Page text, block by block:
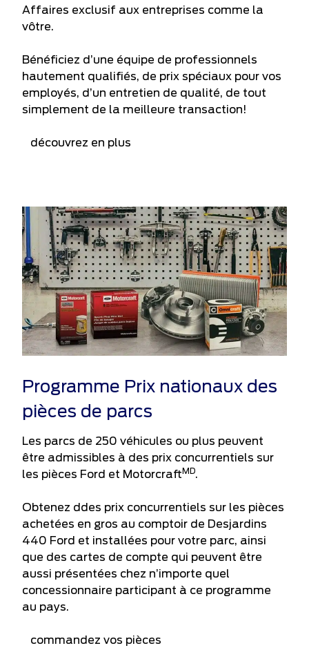
Affaires exclusif aux entreprises comme la
vôtre.
Bénéficiez d’une équipe de professionnels
hautement qualifiés, de prix spéciaux pour vos
employés, d’un entretien de qualité, de tout
simplement de la meilleure transaction!
découvrez en plus
Programme Prix nationaux des
pièces de parcs
Les parcs de 250 véhicules ou plus peuvent
être admissibles à des prix concurrentiels sur
les pièces Ford et Motorcraft MD.
Obtenez ddes prix concurrentiels sur les pièces
achetées en gros au comptoir de Desjardins
440 Ford et installées pour votre parc, ainsi
que des cartes de compte qui peuvent être
aussi présentées chez n’importe quel
concessionnaire participant à ce programme
au pays.
commandez vos pièces